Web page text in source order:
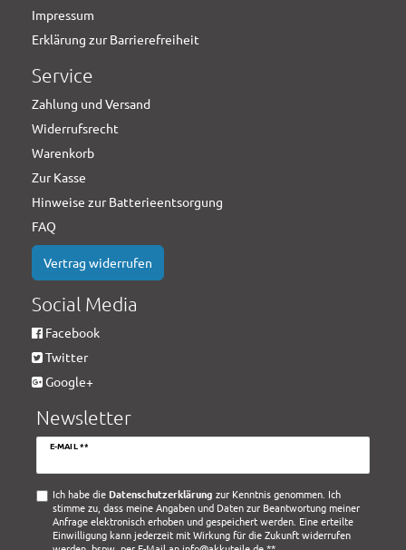
Impressum
Erklärung zur Barrierefreiheit
Service
Zahlung und Versand
Widerrufsrecht
Warenkorb
Zur Kasse
Hinweise zur Batterieentsorgung
FAQ
Vertrag widerrufen
Social Media
Facebook
Twitter
Google+
Newsletter
E-MAIL **
Newsletter
Ich habe die Daten­schutz­erklärung zur Kenntnis genommen. Ich
stimme zu, dass meine Angaben und Daten zur Beantwortung meiner
Anfrage elektronisch erhoben und gespeichert werden. Eine erteilte
Einwilligung kann jederzeit mit Wirkung für die Zukunft widerrufen